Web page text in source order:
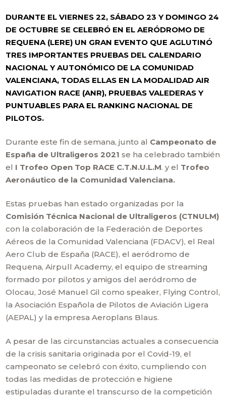
DURANTE EL VIERNES 22, SÁBADO 23 Y DOMINGO 24
DE OCTUBRE SE CELEBRÓ EN EL AERÓDROMO DE
REQUENA (LERE) UN GRAN EVENTO QUE AGLUTINÓ
TRES IMPORTANTES PRUEBAS DEL CALENDARIO
NACIONAL Y AUTONÓMICO DE LA COMUNIDAD
VALENCIANA, TODAS ELLAS EN LA MODALIDAD AIR
NAVIGATION RACE (ANR), PRUEBAS VALEDERAS Y
PUNTUABLES PARA EL RANKING NACIONAL DE
PILOTOS.
Durante este fin de semana, junto al Campeonato de
España de Ultraligeros 2021 se ha celebrado también
el I Trofeo Open Top RACE C.T.N.U.L.M. y el Trofeo
Aeronáutico de la Comunidad Valenciana.
Estas pruebas han estado organizadas por la
Comisión Técnica Nacional de Ultraligeros (CTNULM)
con la colaboración de la Federación de Deportes
Aéreos de la Comunidad Valenciana (FDACV), el Real
Aero Club de España (RACE), el aeródromo de
Requena, Airpull Academy, el equipo de streaming
formado por pilotos y amigos del aeródromo de
Olocau, José Manuel Gil como speaker, Flying Control,
la Asociación Española de Pilotos de Aviación Ligera
(AEPAL) y la empresa Aeroplans Blaus.
A pesar de las circunstancias actuales a consecuencia
de la crisis sanitaria originada por el Covid-19, el
campeonato se celebró con éxito, cumpliendo con
todas las medidas de protección e higiene
estipuladas durante el transcurso de la competición